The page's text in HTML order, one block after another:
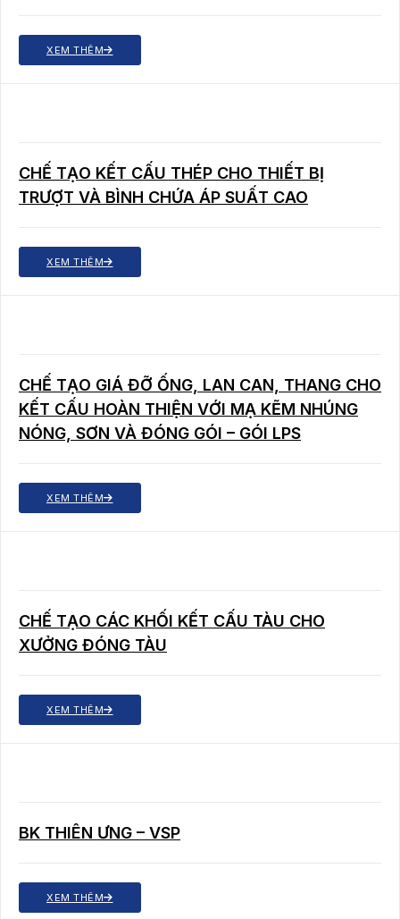
XEM THÊM
CHẾ TẠO KẾT CẤU THÉP CHO THIẾT BỊ
TRƯỢT VÀ BÌNH CHỨA ÁP SUẤT CAO
XEM THÊM
CHẾ TẠO GIÁ ĐỠ ỐNG, LAN CAN, THANG CHO
KẾT CẤU HOÀN THIỆN VỚI MẠ KẼM NHÚNG
NÓNG, SƠN VÀ ĐÓNG GÓI – GÓI LPS
XEM THÊM
CHẾ TẠO CÁC KHỐI KẾT CẤU TÀU CHO
XƯỞNG ĐÓNG TÀU
XEM THÊM
BK THIÊN ƯNG – VSP
XEM THÊM